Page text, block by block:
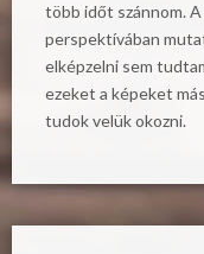
több időt szánnom.
perspektívában
elképzelni sem
ezeket a képeket
tudok velük okozni.